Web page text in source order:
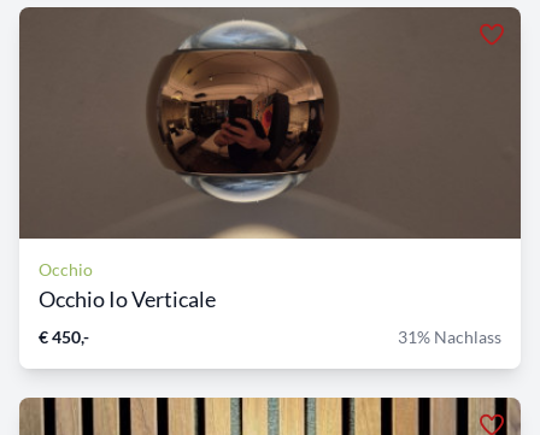
Occhio
Occhio Io Verticale
€ 450,- 31% Nachlass